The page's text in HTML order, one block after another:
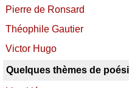
Pierre de Ronsard
Théophile Gautier
Victor Hugo
Quelques thèmes de